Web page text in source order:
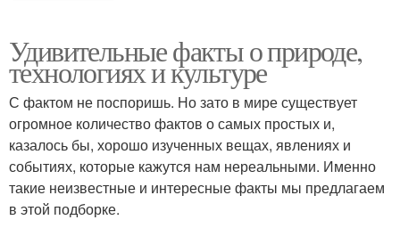
Удивительные факты о природе,
технологиях и культуре
С фактом не поспоришь. Но зато в мире существует
огромное количество фактов о самых простых и,
казалось бы, хорошо изученных вещах, явлениях и
событиях, которые кажутся нам нереальными. Именно
такие неизвестные и интересные факты мы предлагаем
в этой подборке.